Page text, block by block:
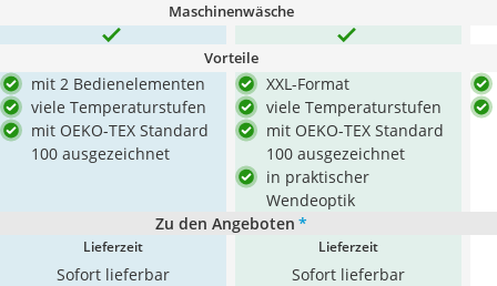
Maschinenwäsche
Vorteile
mit 2 Bedienelementen
viele Temperaturstufen
mit OEKO-TEX Standard
100 ausgezeichnet
XXL-Format
viele Temperaturstufen
mit OEKO-TEX Standard
100 ausgezeichnet
in praktischer
Wendeoptik
Zu den Angeboten *
Lieferzeit
Sofort lieferbar
Lieferzeit
Sofort lieferbar